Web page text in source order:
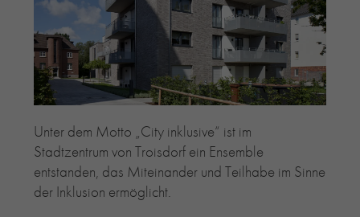
PETERSEN TEGL
RECYCLING-ZIEGEL
RE-USE-ZIEGEL
GLASUR-ZIEGEL
RE-USE-MÖRTEL
FASSADENPLANUNG (SCHWEIZ)
PRIVATKUNDEN
ÜBER UNS
BLOG
Unter dem Motto „City inklusive“ ist im
Stadtzentrum von Troisdorf ein Ensemble
entstanden, das Miteinander und Teilhabe im Sinne
der Inklusion ermöglicht.